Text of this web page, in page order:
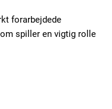
forarbejdede
spiller en vigtig rolle